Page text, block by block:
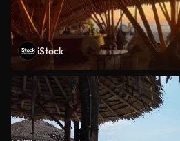
iStock